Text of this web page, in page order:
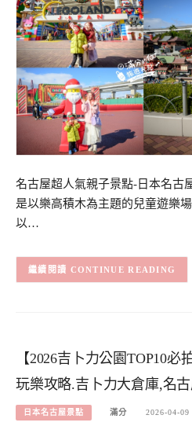
名古屋超人氣親子景點-日本名古
是以樂高積木為主題的兒童遊樂
以…
CONTINUE READING
【2026吉卜力公園TOP10
玩樂攻略.吉卜力大倉庫,名
日本名古屋景點 滿分 2026-04-09